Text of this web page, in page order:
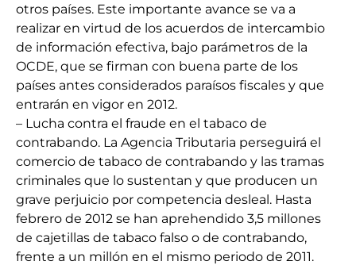
otros países. Este importante avance se va a
realizar en virtud de los acuerdos de intercambio
de información efectiva, bajo parámetros de la
OCDE, que se firman con buena parte de los
países antes considerados paraísos fiscales y que
entrarán en vigor en 2012.
– Lucha contra el fraude en el tabaco de
contrabando. La Agencia Tributaria perseguirá el
comercio de tabaco de contrabando y las tramas
criminales que lo sustentan y que producen un
grave perjuicio por competencia desleal. Hasta
febrero de 2012 se han aprehendido 3,5 millones
de cajetillas de tabaco falso o de contrabando,
frente a un millón en el mismo periodo de 2011.